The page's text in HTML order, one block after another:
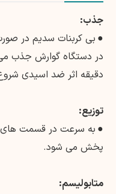
جذب:
● بی کربنات سدیم در
در دستگاه گوارش جذب
دقیقه اثر ضد اسیدی
توزیع:
● به سرعت در قسمت های
پخش می شود.
متابولیسم: